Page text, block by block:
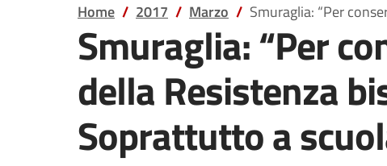
Home 2017 Marzo Smuraglia: “Per
Smuraglia: “Per
della Resistenza
Soprattutto a